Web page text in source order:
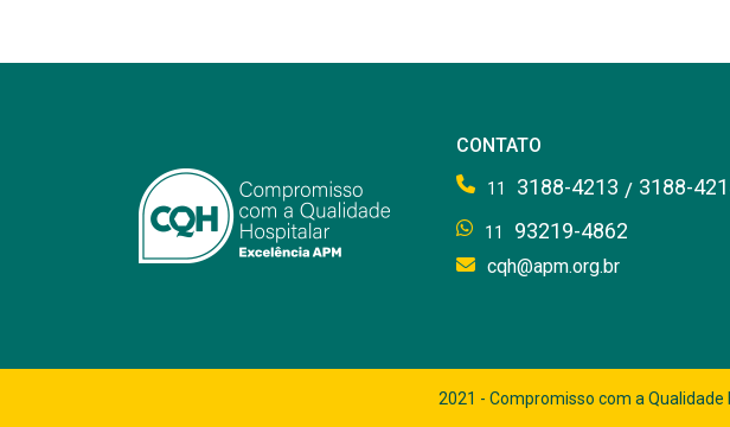
CONTATO
11 3188-4213 / 3188-
11 93219-4862
cqh@apm.org.br
2021 - Compromisso com a